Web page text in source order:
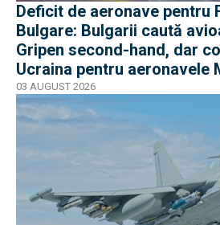
Deficit de aeronave pentru
Bulgare: Bulgarii caută
Gripen second-hand, dar
Ucraina pentru aeronavele
Polonia
03 AUGUST 2026